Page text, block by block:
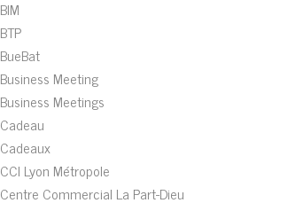
BIM
BTP
BueBat
Business Meeting
Business Meetings
Cadeau
Cadeaux
CCI Lyon Métropole
Centre Commercial La Part-Dieu